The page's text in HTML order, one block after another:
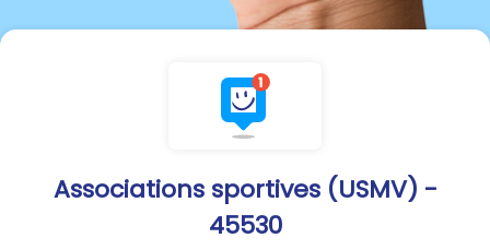
Associations sportives (USMV) -
45530